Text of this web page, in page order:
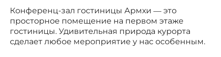
Конференц-зал гостиницы Армхи — это
просторное помещение на первом этаже
гостиницы. Удивительная природа курорта
сделает любое мероприятие у нас особенным.